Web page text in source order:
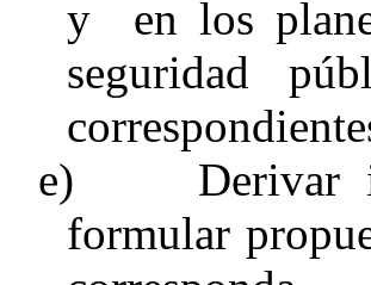
y
en los
seguridad
e)
Derivar
formular